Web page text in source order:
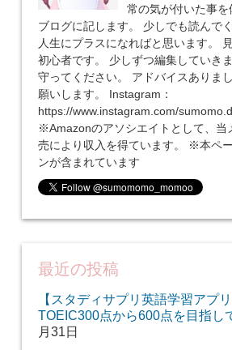
常の気が付いた事
ブログに記します。 少しでも読んで
人生にプラスになればと思います。 見ての通り、ブログ
初心者です。 少しずつ編集していき
守ってください。 アドバイスありま
願いします。 Instagram：
https://www.instagram.com/
※Amazonのアソシエイトとして、当
売により収入を得ています。 ※本ペ
ンが含まれています
最近の投稿
【スタディサプリ英語学習アプ
TOEIC300点から600点を目指し
月31日